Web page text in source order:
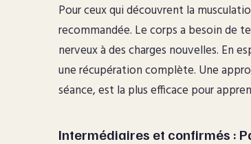
Pour ceux qui découvrent la
recommandée. Le corps a besoin de
nerveux à des charges nouvelles. En
une récupération complète. Une
séance, est la plus efficace pour
Intermédiaires et confirmés :